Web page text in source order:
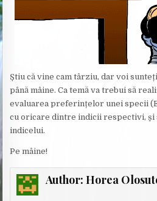
Știu că vine cam târziu, dar voi
până mâine. Ca temă va trebui să
evaluarea preferințelor unei specii
cu oricare dintre indicii respectivi, și
indicelui.
Pe mâine!
Author: Horea